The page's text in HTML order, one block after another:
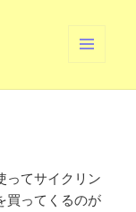
ーとウ
ってサイクリン
買ってくるのが